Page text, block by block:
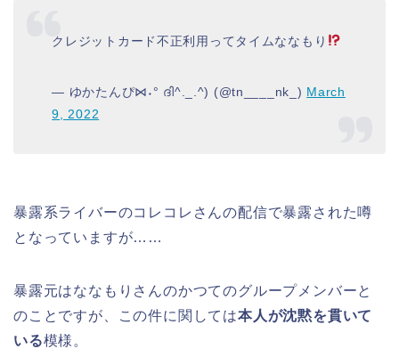
クレジットカード不正利用ってタイムななもり
— ゆかたんぴ⋈˖° ദി^._.^) (@tn____nk_) March
9, 2022
暴露系ライバーのコレコレさんの配信で暴露された噂
となっていますが……
暴露元はななもりさんのかつてのグループメンバーと
のことですが、この件に関しては本人が沈黙を貫いて
いる模様。